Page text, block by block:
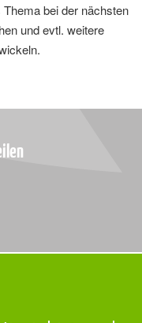
bei der nächsten
und evtl. weitere